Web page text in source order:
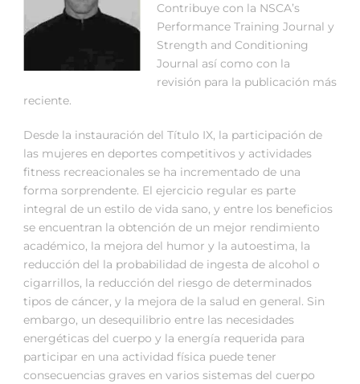
Contribuye con la NSCA’s
Performance Training Journal y
Strength and Conditioning
Journal así como con la
revisión para la publicación más
reciente.
Desde la instauración del Título IX, la participación de
las mujeres en deportes competitivos y actividades
fitness recreacionales se ha incrementado de una
forma sorprendente. El ejercicio regular es parte
integral de un estilo de vida sano, y entre los beneficios
se encuentran la obtención de un mejor rendimiento
académico, la mejora del humor y la autoestima, la
reducción del la probabilidad de ingesta de alcohol o
cigarrillos, la reducción del riesgo de determinados
tipos de cáncer, y la mejora de la salud en general. Sin
embargo, un desequilibrio entre las necesidades
energéticas del cuerpo y la energía requerida para
participar en una actividad física puede tener
consecuencias graves en varios sistemas del cuerpo